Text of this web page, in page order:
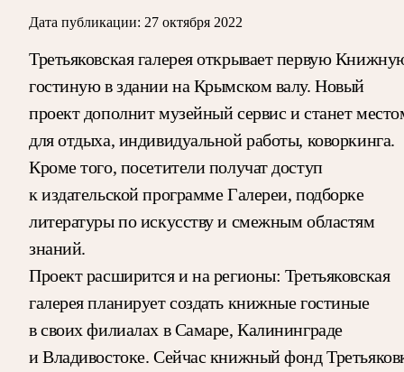
Дата публикации: 27 октября 2022
Третьяковская галерея открывает первую
гостиную в здании на Крымском валу. Новый
проект дополнит музейный сервис и станет
для отдыха, индивидуальной работы, коворкинга.
Кроме того, посетители получат доступ
к издательской программе Галереи, подборке
литературы по искусству и смежным областям
знаний.
Проект расширится и на регионы: Третьяковская
галерея планирует создать книжные гостиные
в своих филиалах в Самаре, Калининграде
и Владивостоке. Сейчас книжный фонд